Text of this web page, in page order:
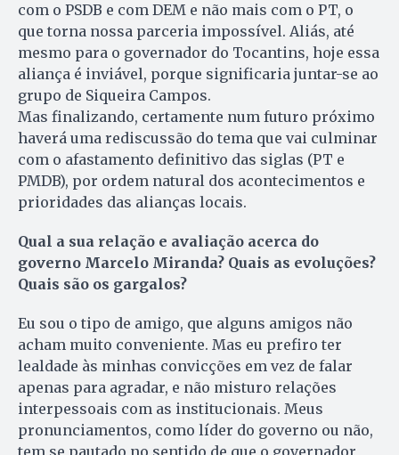
com o PSDB e com DEM e não mais com o PT, o
que torna nossa parceria impossível. Aliás, até
mesmo para o governador do Tocantins, hoje essa
aliança é inviável, porque significaria juntar-se ao
grupo de Siqueira Campos.
Mas finalizando, certamente num futuro próximo
haverá uma rediscussão do tema que vai culminar
com o afastamento definitivo das siglas (PT e
PMDB), por ordem natural dos acontecimentos e
prioridades das alianças locais.
Qual a sua relação e avaliação acerca do
governo Marcelo Miranda? Quais as evoluções?
Quais são os gargalos?
Eu sou o tipo de amigo, que alguns amigos não
acham muito conveniente. Mas eu prefiro ter
lealdade às minhas convicções em vez de falar
apenas para agradar, e não misturo relações
interpessoais com as institucionais. Meus
pronunciamentos, como líder do governo ou não,